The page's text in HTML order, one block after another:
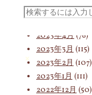
検
索
2023年6月(62)
2023年4月 (76)
2023年3月 (115)
2023年2月 (107)
2023年1月 (111)
2022年12月 (50)